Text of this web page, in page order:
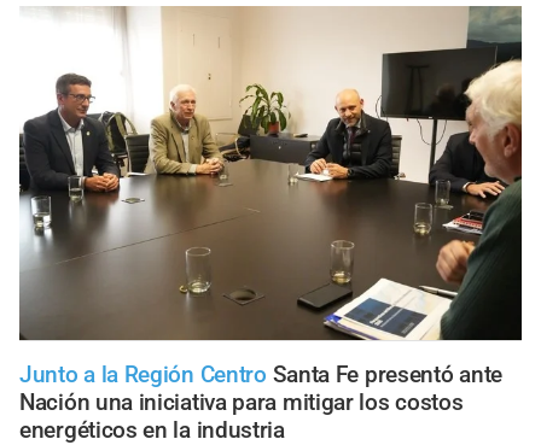
Junto a la Región Centro Santa Fe presentó ante
Nación una iniciativa para mitigar los costos
energéticos en la industria